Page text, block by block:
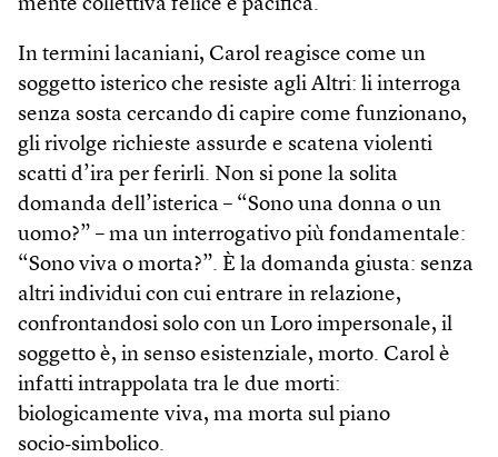
mente collettiva felice e pacifica.
In termini lacaniani, Carol reagisce come un
soggetto isterico che resiste agli Altri: li interroga
senza sosta cercando di capire come funzionano,
gli rivolge richieste assurde e scatena violenti
scatti d’ira per ferirli. Non si pone la solita
domanda dell’isterica – “Sono una donna o un
uomo?” – ma un interrogativo più fondamentale:
“Sono viva o morta?”. È la domanda giusta: senza
altri individui con cui entrare in relazione,
confrontandosi solo con un Loro impersonale, il
soggetto è, in senso esistenziale, morto. Carol è
infatti intrappolata tra le due morti:
biologicamente viva, ma morta sul piano
socio‑simbolico.